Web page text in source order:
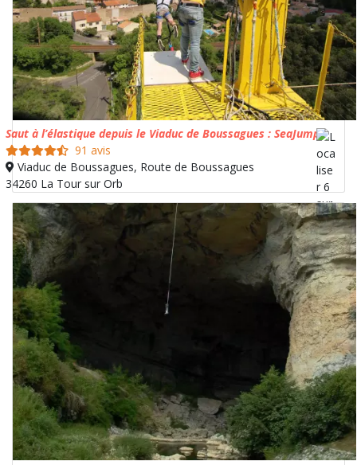
Saut à l’élastique depuis le Viaduc de Boussagues : SeaJump
91 avis
Viaduc de Boussagues, Route de Boussagues
34260 La Tour sur Orb